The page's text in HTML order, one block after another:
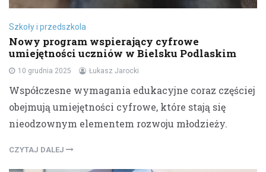
Szkoły i przedszkola
Nowy program wspierający cyfrowe
umiejętności uczniów w Bielsku Podlaskim
10 grudnia 2025 Łukasz Jarocki
Współczesne wymagania edukacyjne coraz częściej
obejmują umiejętności cyfrowe, które stają się
nieodzownym elementem rozwoju młodzieży.
CZYTAJ DALEJ